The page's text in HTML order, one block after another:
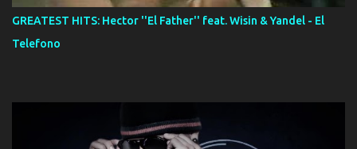
GREATEST HITS: Hector ''El Father'' feat. Wisin & Yandel - El
Telefono